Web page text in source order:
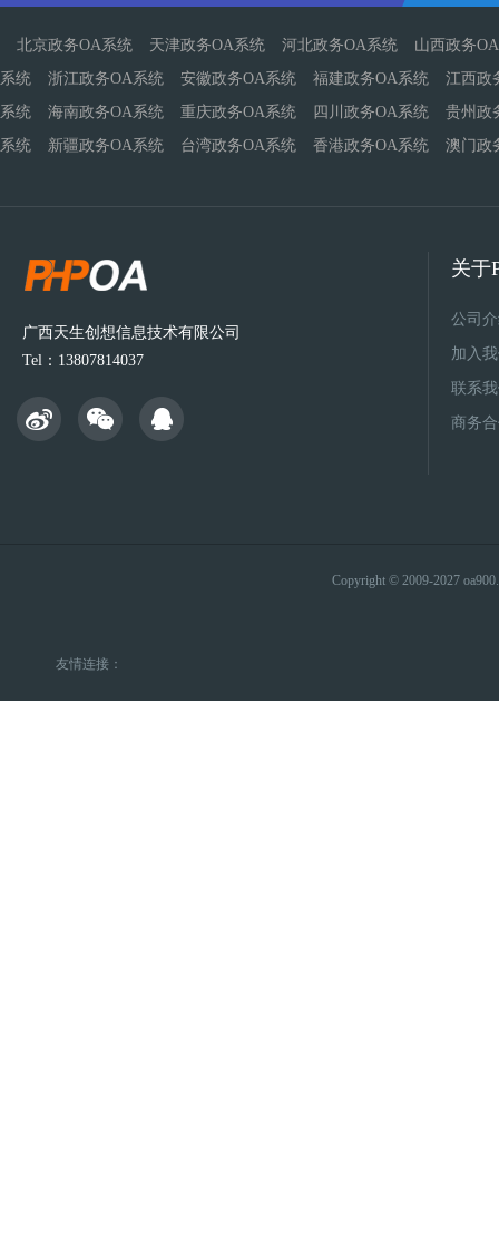
北京政务OA系统 天津政务OA系统 河北政务OA系统
山西政务
系统
浙江政务OA系统 安徽政务OA系统 福建政务OA系统
江西政
系统
海南政务OA系统 重庆政务OA系统 四川政务OA系统
贵州政
系统
新疆政务OA系统 台湾政务OA系统 香港政务OA系统 澳门政
广西天生创想信息技术有限公司
Tel：13807814037
关于
公司
加入
联系
商务
Copyright © 2009-2027
友情连接：